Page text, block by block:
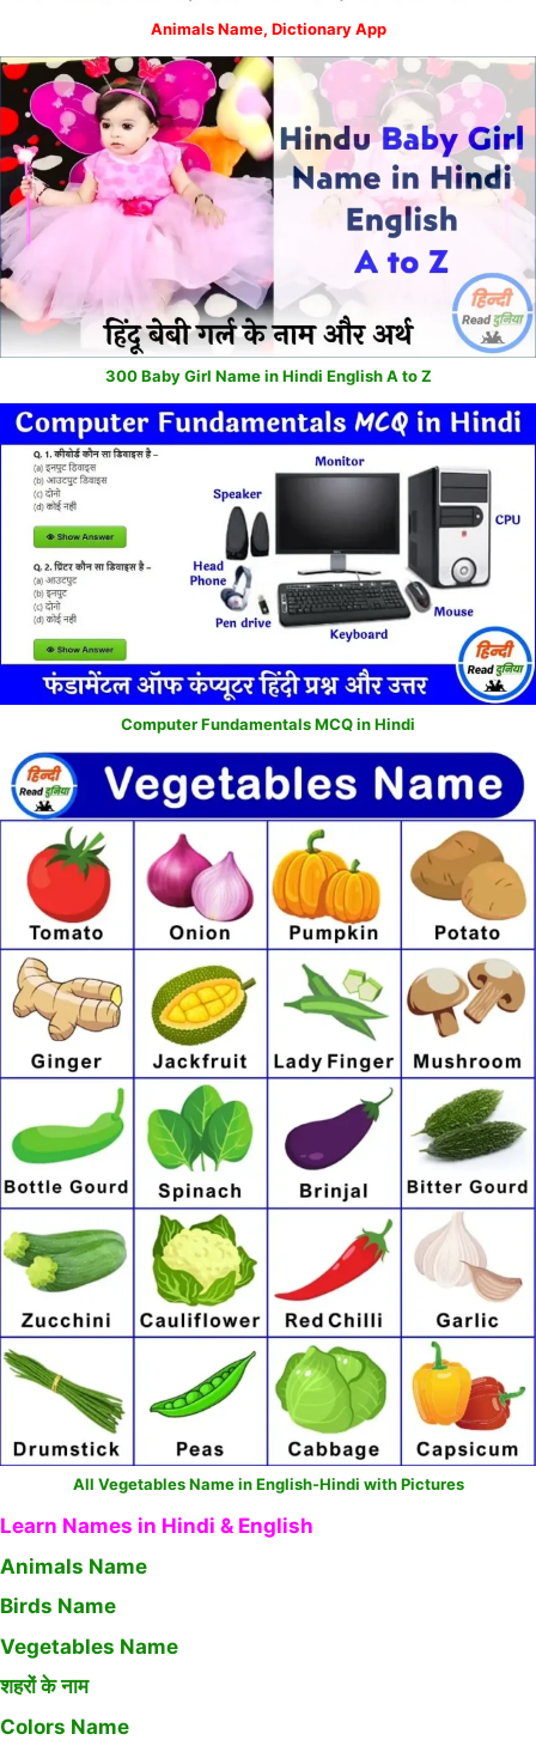
Animals Name, Dictionary App
300 Baby Girl Name in Hindi English A to Z
Computer Fundamentals MCQ in Hindi
All Vegetables Name in English-Hindi with Pictures
Learn Names in Hindi & English
Animals Name
Birds Name
Vegetables Name
शहरों के नाम
Colors Name